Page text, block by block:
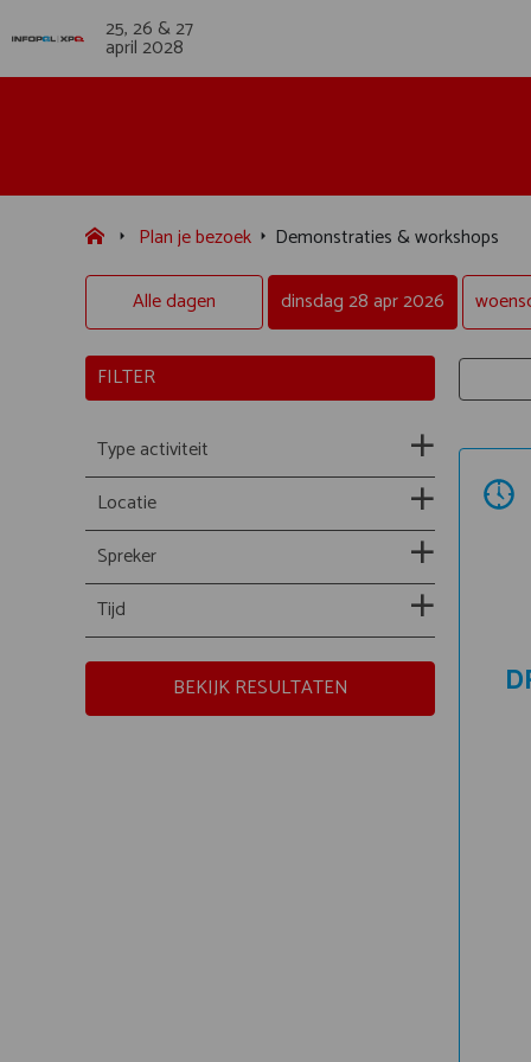
25, 26 & 27
april 2028
Plan je bezoek
Demonstraties & workshops
Alle dagen
dinsdag 28 apr 2026
FILTER
Type activiteit
Locatie
Spreker
Tijd
BEKIJK RESULTATEN